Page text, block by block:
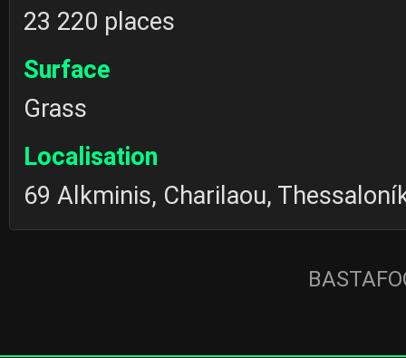
23 220 places
Surface
Grass
Localisation
69 Alkminis, Charilaou,